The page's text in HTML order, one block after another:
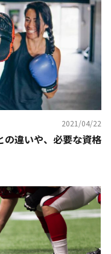
2021/04/22
の違いや、必要な資格